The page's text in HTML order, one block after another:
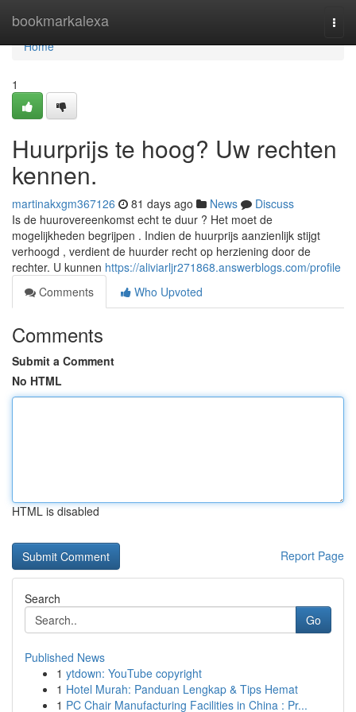
bookmarkalexa
Home
Home
1
Huurprijs te hoog? Uw rechten
kennen.
martinakxgm367126 81 days ago News
Discuss
Is de huurovereenkomst echt te duur ? Het moet de
mogelijkheden begrijpen . Indien de huurprijs aanzienlijk stijgt
verhoogd , verdient de huurder recht op herziening door de
rechter. U kunnen https://aliviarljr271868.answerblogs.com/profile
Comments
Who Upvoted
Comments
Submit a Comment
No HTML
HTML is disabled
Report Page
Search
Go
Published News
1 ytdown: YouTube copyright
1 Hotel Murah: Panduan Lengkap & Tips Hemat
1 PC Chair Manufacturing Facilities in China : Pr...